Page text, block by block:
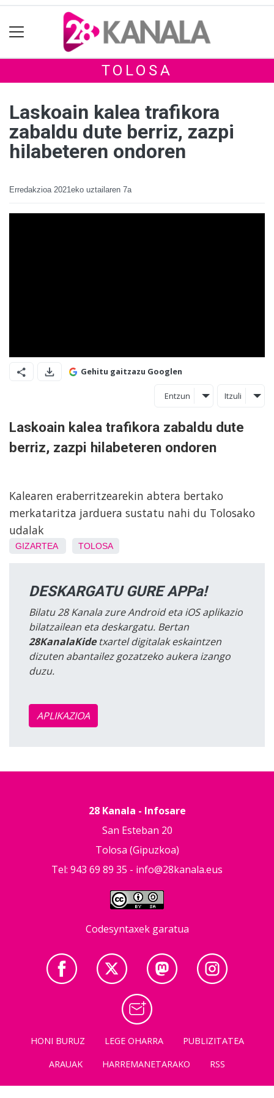
TOLOSA
Laskoain kalea trafikora
zabaldu dute berriz, zazpi
hilabeteren ondoren
Erredakzioa 2021eko uztailaren 7a
Gehitu gaitzazu Googlen
Entzun Itzuli
Laskoain kalea trafikora zabaldu dute
berriz, zazpi hilabeteren ondoren
Kalearen eraberritzearekin abtera bertako
merkataritza jarduera sustatu nahi du Tolosako
udalak
GIZARTEA TOLOSA
DESKARGATU GURE APPa!
Bilatu 28 Kanala zure Android eta iOS aplikazio
bilatzailean eta deskargatu. Bertan
28KanalaKidetxartel digitalak eskaintzen
dizuten abantailez gozatzeko aukera izango
duzu.
APLIKAZIOA
28 Kanala - Infosare
San Esteban 20
Tolosa (Gipuzkoa)
Tel: 943 69 89 35 - info@28kanala.eus
Codesyntaxek garatua
HONI BURUZ LEGE OHARRA
PUBLIZITATEA
ARAUAK
HARREMANETARAKO RSS